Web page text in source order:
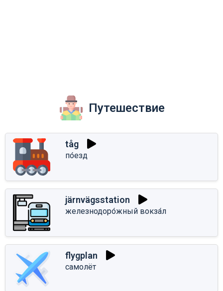
Путешествие
tåg
по́езд
järnvägsstation
железнодоро́жный вокза́л
flygplan
самолёт